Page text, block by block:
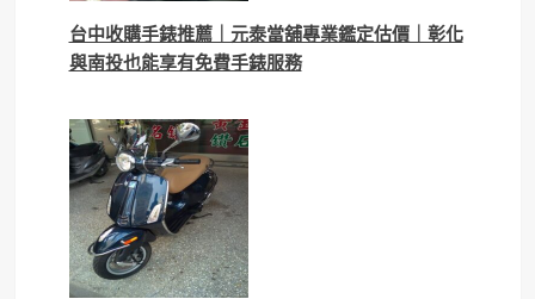
台中收購手錶推薦｜元泰當舖專業鑑定估價｜彰化
與南投也能享有免費手錶服務